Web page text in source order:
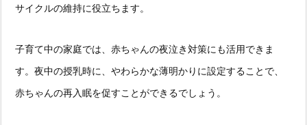
サイクルの維持に役立ちます。
子育て中の家庭では、赤ちゃんの夜泣き対策にも活用できま
す。夜中の授乳時に、やわらかな薄明かりに設定することで、
赤ちゃんの再入眠を促すことができるでしょう。